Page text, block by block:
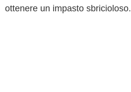
ottenere un impasto sbricioloso.